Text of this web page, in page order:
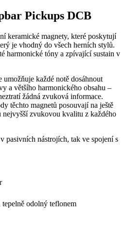
Pickups DCB
keramické magnety, které poskytují
je vhodný do všech herních stylů.
harmonické tóny a zpívající sustain v
každé notě dosáhnout
a většího harmonického obsahu –
žádná zvuková informace.
těchto magnetů posouvají na ještě
nejvyšší zvukovou kvalitu z každého
pasivních nástrojích, tak ve spojení s
odolný teflonem